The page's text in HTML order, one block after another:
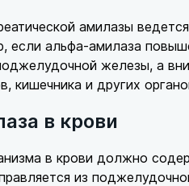
амилазы
если альфа-амилаза
железы, а
кишечника и других
в крови
в крови должно
из